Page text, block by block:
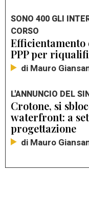
SONO 400 GLI
CORSO
Efficientamento
PPP per
di Mauro
L'ANNUNCIO DEL
Crotone, si
waterfront: a
progettazione
di Mauro